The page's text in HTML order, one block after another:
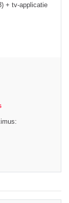
+ tv-applicatie